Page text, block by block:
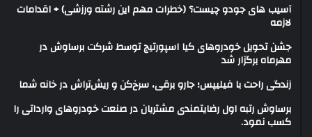
آسیب های جودو چیست؟ (خطرات مهم این رشته ورزشی) + اقدامات
لازمه
جشن تحویل خودروهای کیا اسپورتیج توسط شرکت برساوش در
مهرماه برگزار شد
زندگی راحت با فیلیپس؛ جارو برقی، سرخ‌کن و ریش‌تراش در خانه شما
برساوش رتبه اول رضایتمندی مشتریان در صنعت خودروهای وارداتی را
کسب نمود.